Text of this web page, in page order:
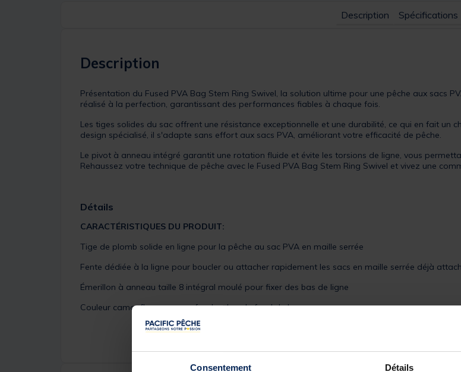
Consentement Détails
Description Spécifications
Description
Présentation du Fused PVA Bag Stem Ring Swivel, la solution ultime pour une pêche aux sacs
réalisé à la perfection, garantissant des performances fiables à chaque fois.
Les tiges solides du sac offrent une résistance exceptionnelle et une durabilité, ce qui en fait un
design spécialisé, il s'adapte sans effort aux sacs PVA, améliorant votre efficacité de pêche.
Le pivot à anneau intégré garantit une rotation fluide et évite les torsions de ligne, vous
Rehaussez votre technique de pêche avec le Fused PVA Bag Stem Ring Swivel et vivez une
Détails
CARACTÉRISTIQUES DU PRODUIT:
Tige de plomb solide en ligne pour la pêche au sac PVA en maille serrée
Fente dédiée à la ligne pour boucler ou attacher rapidement les sacs en maille serrée déjà
Émerillon à anneau taille 8 intégral moulé pour fixer des bas de ligne
Couleur camouflage pour se fondre dans le fond du lac